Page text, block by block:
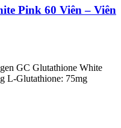
Pink 60 Viên – Viên
GC Glutathione White
L-Glutathione: 75mg